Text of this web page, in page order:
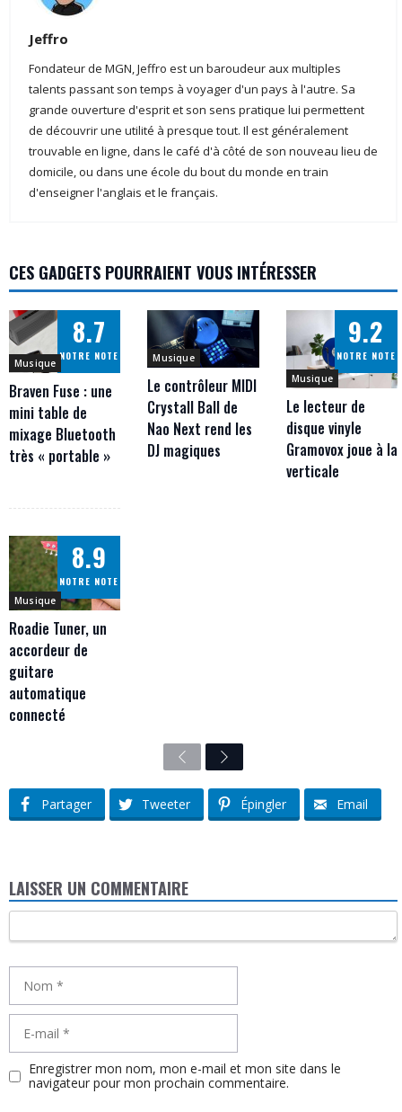
Jeffro
Fondateur de MGN, Jeffro est un baroudeur aux multiples
talents passant son temps à voyager d'un pays à l'autre. Sa
grande ouverture d'esprit et son sens pratique lui permettent
de découvrir une utilité à presque tout. Il est généralement
trouvable en ligne, dans le café d'à côté de son nouveau lieu de
domicile, ou dans une école du bout du monde en train
d'enseigner l'anglais et le français.
CES GADGETS POURRAIENT VOUS INTÉRESSER
8.7
NOTRE NOTE
Musique
Braven Fuse : une
mini table de
mixage Bluetooth
très « portable »
Musique
Le contrôleur MIDI
Crystall Ball de
Nao Next rend les
DJ magiques
9.2
NOTRE NOTE
Musique
Le lecteur de
disque vinyle
Gramovox joue à la
verticale
8.9
NOTRE NOTE
Musique
Roadie Tuner, un
accordeur de
guitare
automatique
connecté
PreviousNext
Partager Tweeter Épingler Email
LAISSER UN COMMENTAIRE
Nom
mail
Enregistrer mon nom, mon e-mail et mon site dans le
navigateur pour mon prochain commentaire.